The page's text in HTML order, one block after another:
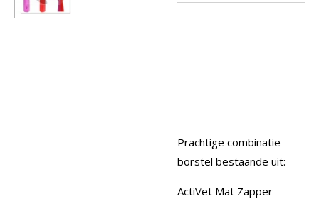
Prachtige combinatie
borstel bestaande uit:
ActiVet Mat Zapper